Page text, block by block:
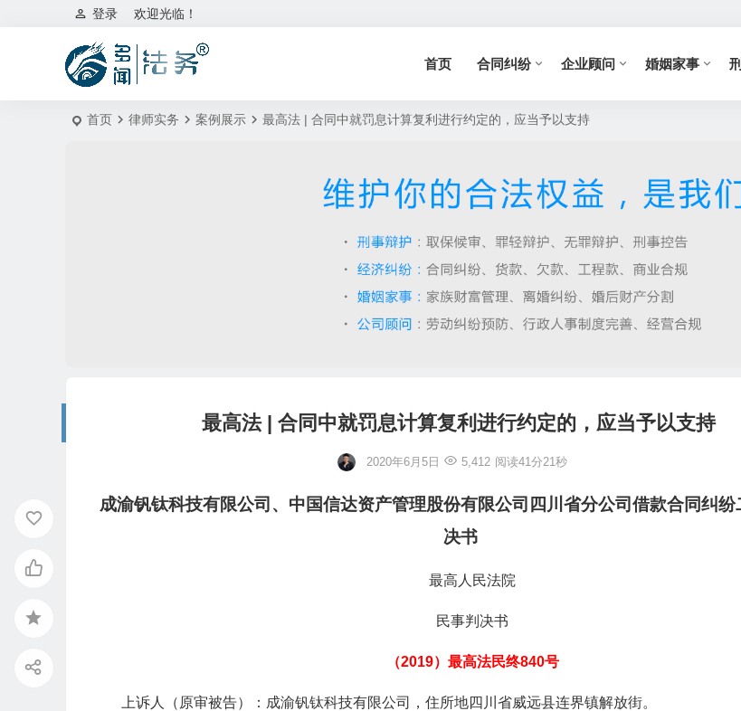
欢迎光临！
登录
首页 合同纠纷 企业顾问 婚姻家事
首页 律师实务 案例展示 最高法 | 合同中就罚息计算复利进行约定的，应当予以支持
最高法 | 合同中就罚息计算复利进行约定的，应当予以支持
2020年6月5日 5,412 阅读41分21秒
成渝钒钛科技有限公司、中国信达资产管理股份有限公司四川省分公司借款合同纠纷
决书
最高人民法院
民事判决书
（2019）最高法民终840号
上诉人（原审被告）：成渝钒钛科技有限公司，住所地四川省威远县连界镇解放街。